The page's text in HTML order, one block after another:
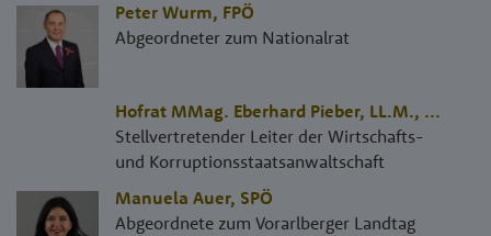
Peter Wurm, FPÖ
Abgeordneter zum Nationalrat
Hofrat MMag. Eberhard Pieber, LL.M., ...
Stellvertretender Leiter der Wirtschafts-
und Korruptionsstaatsanwaltschaft
Manuela Auer, SPÖ
Abgeordnete zum Vorarlberger Landtag